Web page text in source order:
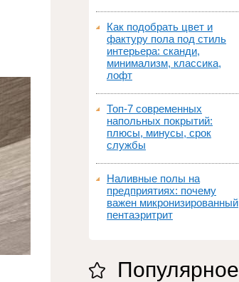
Как подобрать цвет и
фактуру пола под стиль
интерьера: сканди,
минимализм, классика,
лофт
Топ‑7 современных
напольных покрытий:
плюсы, минусы, срок
службы
Наливные полы на
предприятиях: почему
важен микронизированный
пентаэритрит
Популярное